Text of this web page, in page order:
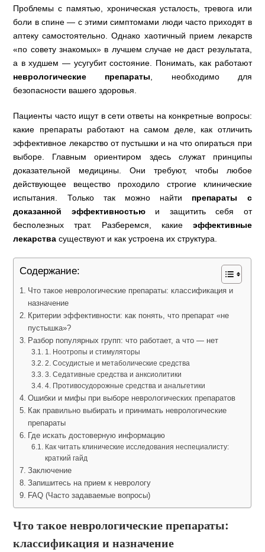
Проблемы с памятью, хроническая усталость, тревога или
боли в спине — с этими симптомами люди часто приходят в
аптеку самостоятельно. Однако хаотичный прием лекарств
«по совету знакомых» в лучшем случае не даст результата,
а в худшем — усугубит состояние. Понимать, как работают
неврологические препараты , необходимо для
безопасности вашего здоровья.
Пациенты часто ищут в сети ответы на конкретные вопросы:
какие препараты работают на самом деле, как отличить
эффективное лекарство от пустышки и на что опираться при
выборе. Главным ориентиром здесь служат принципы
доказательной медицины. Они требуют, чтобы любое
действующее вещество проходило строгие клинические
испытания. Только так можно найти препараты с
доказанной эффективностьюи защитить себя от
бесполезных трат. Разберемся, какие эффективные
лекарства существуют и как устроена их структура.
Содержание:
Что такое неврологические препараты: классификация и
назначение
Критерии эффективности: как понять, что препарат «не
пустышка»?
Разбор популярных групп: что работает, а что — нет
1. Ноотропы и стимуляторы
2. Сосудистые и метаболические средства
3. Седативные средства и анксиолитики
4. Противосудорожные средства и анальгетики
Ошибки и мифы при выборе неврологических препаратов
Как правильно выбирать и принимать неврологические
препараты
Где искать достоверную информацию
Как читать клинические исследования неспециалисту:
краткий гайд
Заключение
Запишитесь на прием к неврологу
FAQ (Часто задаваемые вопросы)
Что такое неврологические препараты:
классификация и назначение